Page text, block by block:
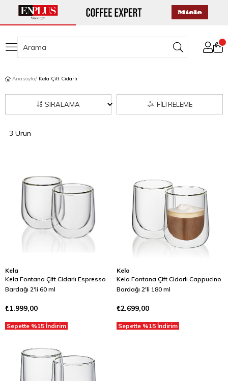
Anasayfa Kela Çift Cidarlı
FILTRELEME
SIRALAMA
3 Ürün
Kela
Kela Fontana Çift Cidarlı Espresso
Bardağı 2'li 60 ml
₺1.999,00
Sepette %15 İndirim
Kela
Kela Fontana Çift Cidarlı Cappucino
Bardağı 2'li 180 ml
₺2.699,00
Sepette %15 İndirim